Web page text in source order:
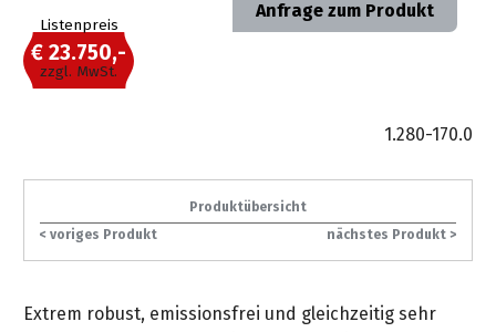
Aktionsmodelle
STIHL
Mähroboter
&
Prospekte
Betriebsstoffe
Forstkleidung
Fanartikel
Sortiment
Marken
/
Häufige
Fragen
&
Videos
Termine
Sonnenliegen
/
Biohort
Deko-
Fahrrad-
Zubehör
Service
Sortiment
Stationäre
Maschinen
Benzin-
Drucklufttechnik
Schweißtechnik
Gase
Hol-
&
Liefergebiet
Sonderbestellung
Geschenkverpackung
Lose
Wasserschlauch
Reinigungstechnik
deterding
in
der
Schlosserei
der
...
der
Listenpreis
€ 23.750,-
zzgl. MwSt.
Anfrage zum Produkt
1.280-170.0
Produktübersicht
< voriges Produkt
nächstes Produkt >
Extrem robust, emissionsfrei und gleichzeitig sehr